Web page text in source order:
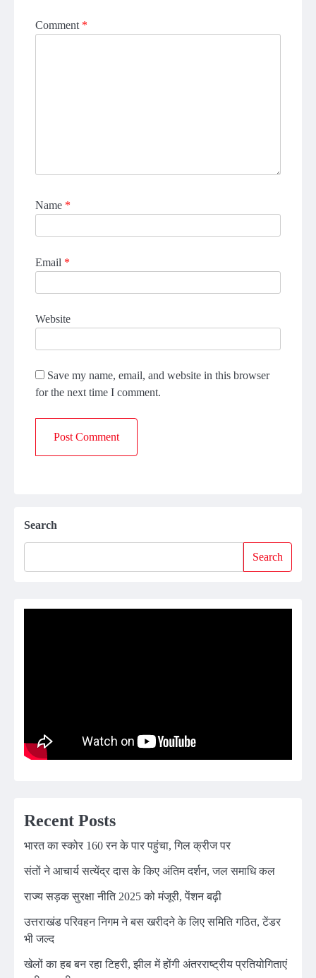
Comment *
Name *
Email *
Website
Save my name, email, and website in this browser
for the next time I comment.
Search
Search
Recent Posts
भारत का स्कोर 160 रन के पार पहुंचा, गिल क्रीज पर
संतों ने आचार्य सत्येंद्र दास के किए अंतिम दर्शन, जल समाधि कल
राज्य सड़क सुरक्षा नीति 2025 को मंजूरी, पेंशन बढ़ी
उत्तराखंड परिवहन निगम ने बस खरीदने के लिए समिति गठित, टेंडर
भी जल्द
खेलों का हब बन रहा टिहरी, झील में होंगी अंतरराष्ट्रीय प्रतियोगिताएं